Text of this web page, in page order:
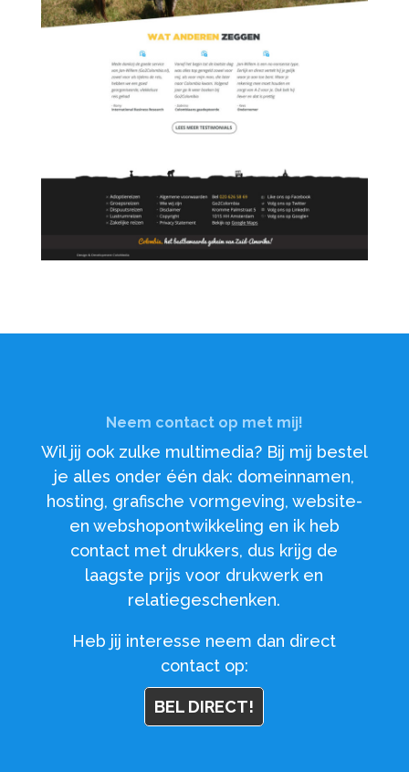
Neem contact op met mij!
Wil jij ook zulke multimedia? Bij mij bestel
je alles onder één dak: domeinnamen,
hosting, grafische vormgeving, website-
en webshopontwikkeling en ik heb
contact met drukkers, dus krijg de
laagste prijs voor drukwerk en
relatiegeschenken.
Heb jij interesse neem dan direct
contact op:
BEL DIRECT!